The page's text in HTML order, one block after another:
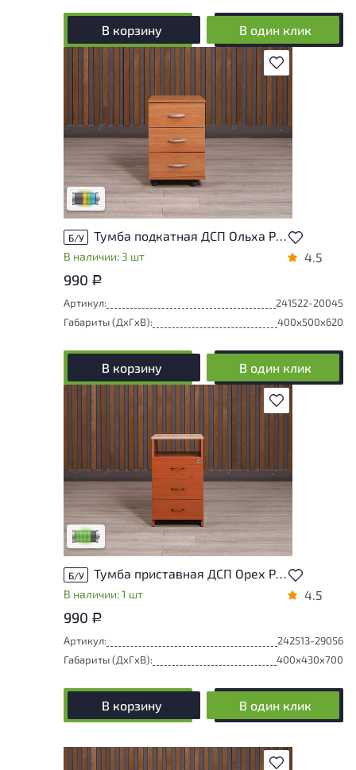
В корзину В один клик
В избранное
Товар представлен с разной степенью
износа. От состояния, приближенного к
новому, до незначительных повреждений,
не влияющих на удобство его
использования. Подробнее об износе в
разделе характеристики.
Разная степень износа
Б/У Тумба подкатная ДСП Ольха Россия
В наличии: 3 шт 4.5
990 Р
Артикул:
241522-20045
Габариты (ДxГxВ):
400x500x620
В корзину В один клик
В избранное
У товара присутствуют незначительные
следы эксплуатации, не влияющие на
удобство его использования
Низкая степень износа
Б/У Тумба приставная ДСП Орех Россия
В наличии: 1 шт 4.5
990 Р
Артикул:
242513-29056
Габариты (ДxГxВ):
400x430x700
В корзину В один клик
В избранное